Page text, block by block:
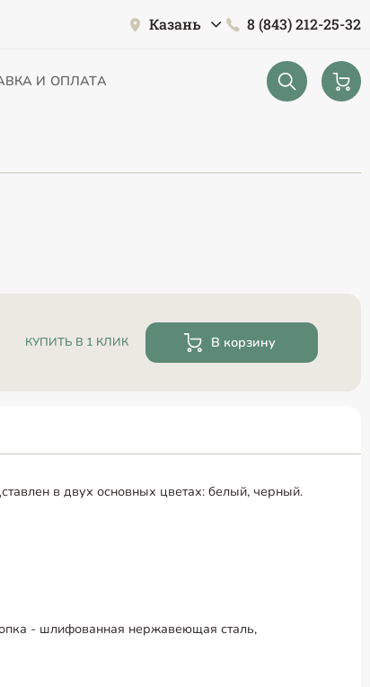
Казань 8 (843) 212-25-32
И ОПЛАТА
КУПИТЬ В 1 КЛИК В корзину
в двух основных цветах: белый, черный.
- шлифованная нержавеющая сталь,